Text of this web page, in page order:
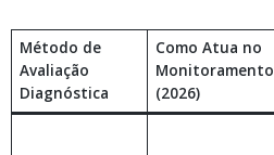
Método de
Avaliação
Diagnóstica
Como Atua no
Monitoramento
(2026)